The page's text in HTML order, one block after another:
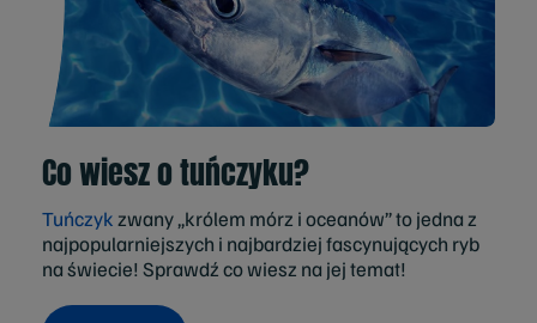
Co wiesz o tuńczyku?
Tuńczykzwany „królem mórz i oceanów” to jedna z
najpopularniejszych i najbardziej fascynujących ryb
na świecie! Sprawdź co wiesz na jej temat!